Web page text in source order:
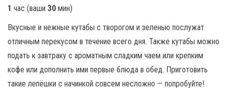
1 час (ваши 30 мин)
Вкусные и нежные кутабы с творогом и зеленью послужат
отличным перекусом в течение всего дня. Также кутабы можно
подать к завтраку с ароматным сладким чаем или крепким
кофе или дополнить ими первые блюда в обед. Приготовить
такие лепёшки с начинкой совсем несложно — попробуйте!